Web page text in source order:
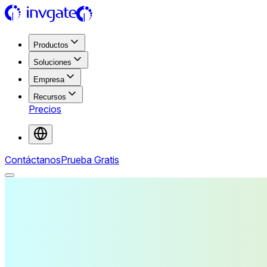
Productos
Soluciones
Empresa
Recursos
Precios
ContáctanosPrueba Gratis